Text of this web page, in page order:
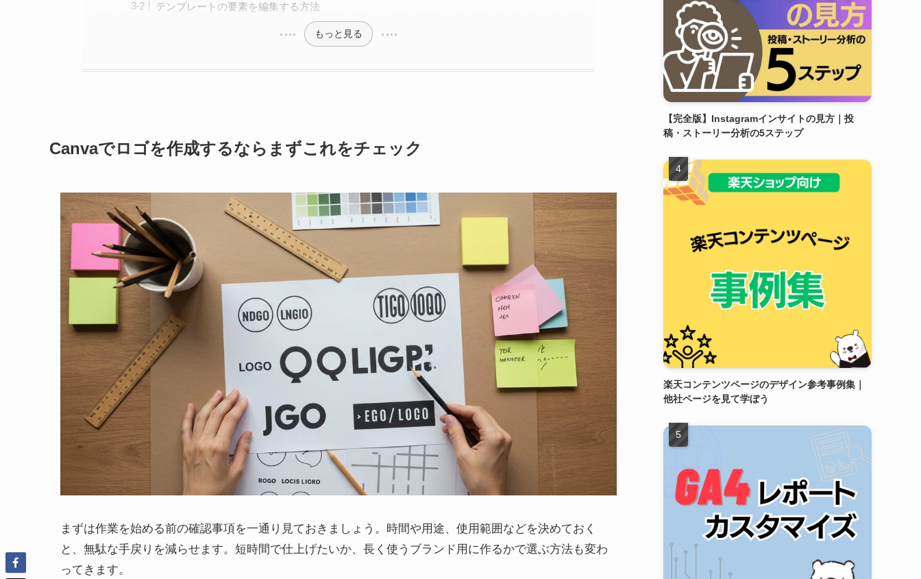
テンプレートの要素を編集する方法
もっと見る
Canvaでロゴを作成するならまずこれをチェック
まずは作業を始める前の確認事項を一通り見ておきましょう。時間や用途、使用範囲などを決めておく
と、無駄な手戻りを減らせます。短時間で仕上げたいか、長く使うブランド用に作るかで選ぶ方法も変わ
ってきます。
【完全版】Instagramインサイトの見方｜投
稿・ストーリー分析の5ステップ
楽天コンテンツページのデザイン参考事例集｜
他社ページを見て学ぼう